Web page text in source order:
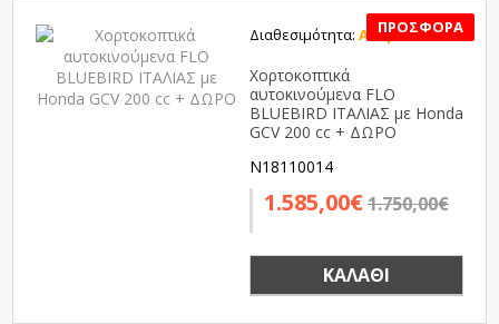
Διαθεσιμότητα: Αναμένεται
Χορτοκοπτικά
αυτοκινούμενα FLO
BLUEBIRD ΙΤΑΛΙΑΣ με Honda
GCV 200 cc + ΔΩΡΟ
N18110014
1.585,00€1.750,00€
ΚΑΛΆΘΙ